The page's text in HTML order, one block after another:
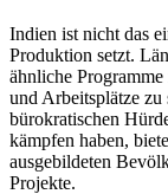
Indien ist nicht das
Produktion setzt.
ähnliche
und Arbeitsplätze
bürokratischen
kämpfen haben,
ausgebildeten
Projekte.